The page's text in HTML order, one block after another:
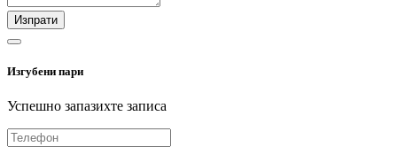
Изпрати
Изгубени пари
Успешно запазихте записа